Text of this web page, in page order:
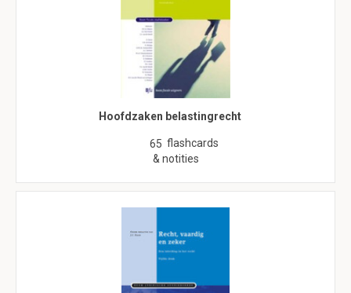
Hoofdzaken belastingrecht
65 flashcards
& notities